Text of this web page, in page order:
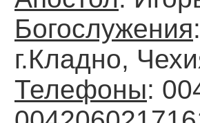
Богослужения
г.Кладно,
Телефоны: